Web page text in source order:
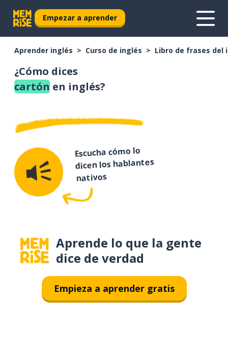
Empezar a aprender
Aprender inglés Curso de inglés Libro de frases del
¿Cómo dices
cartón en inglés?
Escucha cómo lo
dicen los hablantes
nativos
Aprende lo que la gente
dice de verdad
Empieza a aprender gratis